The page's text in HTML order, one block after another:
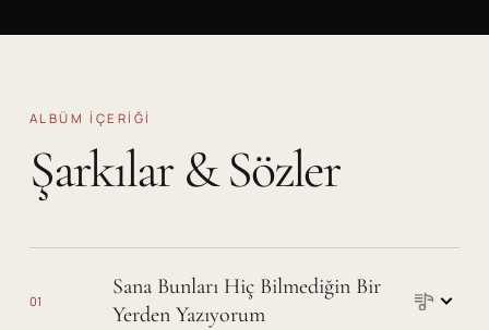
ALBÜM IÇERIĞI
Şarkılar & Sözler
01
Sana Bunları Hiç Bilmediğin Bir
Yerden Yazıyorum